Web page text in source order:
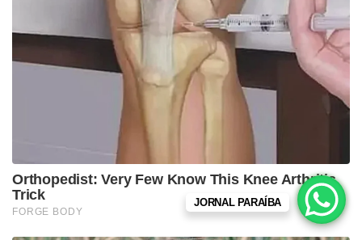
JORNAL PARAÍBA